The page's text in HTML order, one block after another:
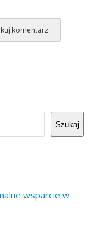
Szukaj
wsparcie w